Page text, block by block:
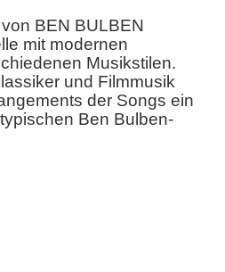
BEN BULBEN
mit modernen
Musikstilen.
und Filmmusik
der Songs ein
Ben Bulben-